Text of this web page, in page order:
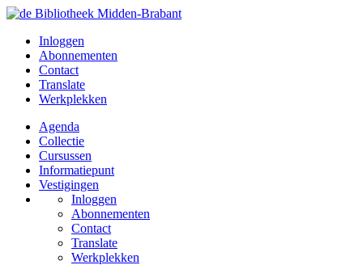
Inloggen
Abonnementen
Contact
Translate
Werkplekken
Agenda
Collectie
Cursussen
Informatiepunt
Vestigingen
Inloggen
Abonnementen
Contact
Translate
Werkplekken